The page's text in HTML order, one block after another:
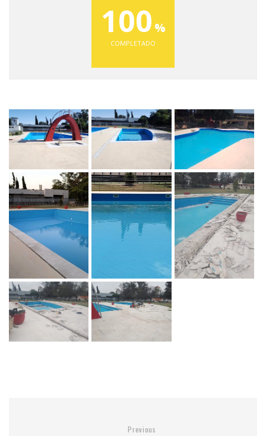
100
COMPLETADO
Previous